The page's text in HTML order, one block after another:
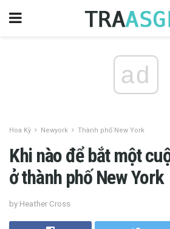
ad
Hoa Kỳ Newyork Thành phố New York
Khi nào để bắt một
ở thành phố New York
by Heather Cross